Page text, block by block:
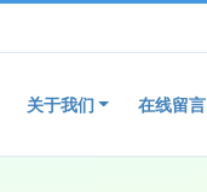
关于我们 在线留言